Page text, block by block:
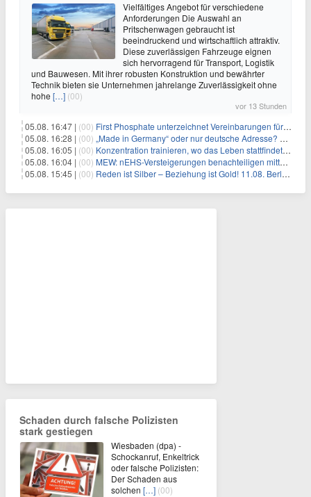
Vielfältiges Angebot für verschiedene
Anforderungen Die Auswahl an
Pritschenwagen gebraucht ist
beeindruckend und wirtschaftlich attraktiv.
Diese zuverlässigen Fahrzeuge eignen
sich hervorragend für Transport, Logistik
und Bauwesen. Mit ihrer robusten Konstruktion und bewährter
Technik bieten sie Unternehmen jahrelange Zuverlässigkeit ohne
hohe […] (00)
vor 13 Stunden
05.08. 16:47 | (00) First Phosphate unterzeichnet Vereinbarungen für nicht zu refundierende Zuwendungen in Höhe von 4,84 Mio. $ von der kanadischen Regierung für Straßeninfrastruktur und Stromübertragungsleitungen
05.08. 16:28 | (00) „Made in Germany“ oder nur deutsche Adresse? So erkennen Sie, wo Ihre Leiterplatten wirklich gefertigt werden
05.08. 16:05 | (00) Konzentration trainieren, wo das Leben stattfindet: Mobile EEG-Technologie bringt Neurofeedback in den Alltag
05.08. 16:04 | (00) MEW: nEHS-Versteigerungen benachteiligen mittelständische Unternehmen
05.08. 15:45 | (00) Reden ist Silber – Beziehung ist Gold! 11.08. Berlin – 18:30 Uhr
Schaden durch falsche Polizisten
stark gestiegen
Wiesbaden (dpa) -
Schockanruf, Enkeltrick
oder falsche Polizisten:
Der Schaden aus
solchen […] (00)